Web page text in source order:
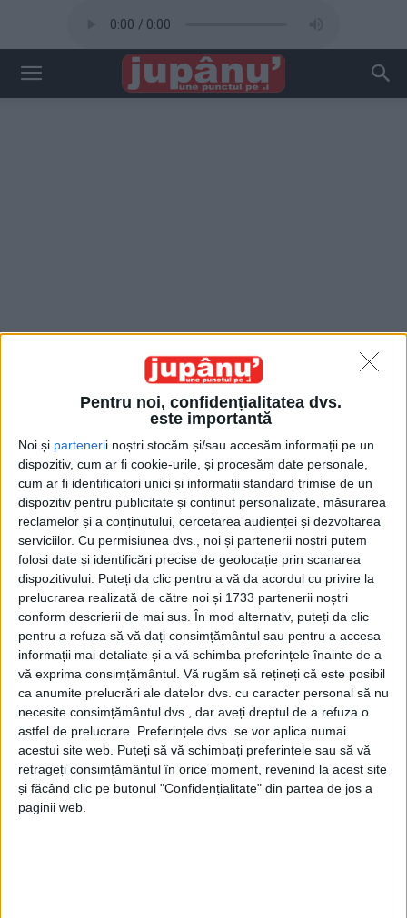
Pentru noi, confidențialitatea dvs.
este importantă
Noi și partenerii noștri stocăm și/sau accesăm informații pe un
dispozitiv, cum ar fi cookie-urile, și procesăm date personale,
cum ar fi identificatori unici și informații standard trimise de un
dispozitiv pentru publicitate și conținut personalizate, măsurarea
reclamelor și a conținutului, cercetarea audienței și dezvoltarea
serviciilor. Cu permisiunea dvs., noi și partenerii noștri putem
folosi date și identificări precise de geolocație prin scanarea
dispozitivului. Puteți da clic pentru a vă da acordul cu privire la
prelucrarea realizată de către noi și 1733 partenerii noștri
conform descrierii de mai sus. În mod alternativ, puteți da clic
pentru a refuza să vă dați consimțământul sau pentru a accesa
informații mai detaliate și a vă schimba preferințele înainte de a
vă exprima consimțământul. Vă rugăm să rețineți că este posibil
ca anumite prelucrări ale datelor dvs. cu caracter personal să nu
necesite consimțământul dvs., dar aveți dreptul de a refuza o
astfel de prelucrare. Preferințele dvs. se vor aplica numai
acestui site web. Puteți să vă schimbați preferințele sau să vă
retrageți consimțământul în orice moment, revenind la acest site
și făcând clic pe butonul "Confidențialitate" din partea de jos a
paginii web.
Acasă Etichete Demonstrații
Etichetă: demonstrații
Depunerea jurămîntului de către noii aleși,